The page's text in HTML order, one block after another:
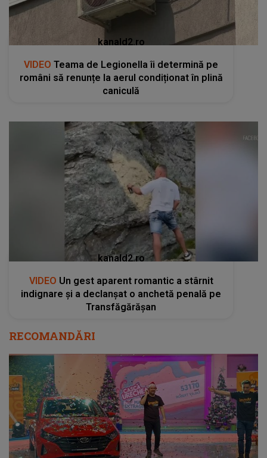
kanald2.ro
VIDEO Teama de Legionella îi determină pe
români să renunțe la aerul condiționat în plină
caniculă
kanald2.ro
VIDEO Un gest aparent romantic a stârnit
indignare și a declanșat o anchetă penală pe
Transfăgărășan
RECOMANDĂRI